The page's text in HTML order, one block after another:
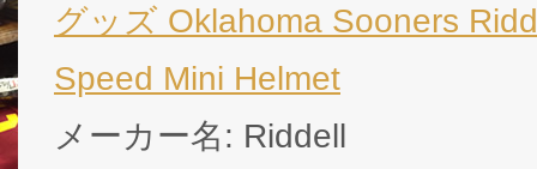
グッズ Oklahoma Sooners
Speed Mini Helmet
メーカー名: Riddell